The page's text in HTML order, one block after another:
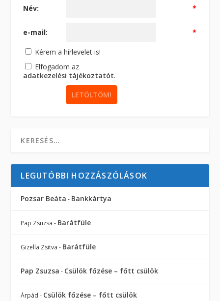
Név: *
e-mail: *
Kérem a hírlevelet is!
Elfogadom az
adatkezelési tájékoztatót.
LEGUTÓBBI HOZZÁSZÓLÁSOK
Pozsar Beáta - Bankkártya
Pap Zsuzsa - Barátfüle
Gizella Zsitva - Barátfüle
Pap Zsuzsa - Csülök főzése – főtt csülök
Árpád - Csülök főzése – főtt csülök